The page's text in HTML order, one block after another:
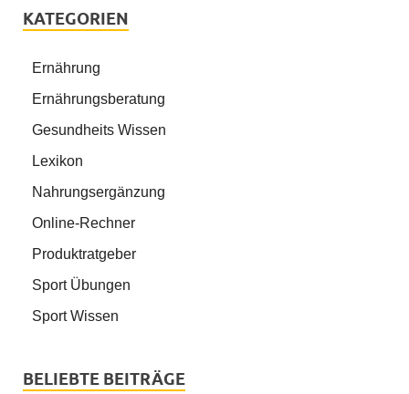
KATEGORIEN
Ernährung
Ernährungsberatung
Gesundheits Wissen
Lexikon
Nahrungsergänzung
Online-Rechner
Produktratgeber
Sport Übungen
Sport Wissen
BELIEBTE BEITRÄGE